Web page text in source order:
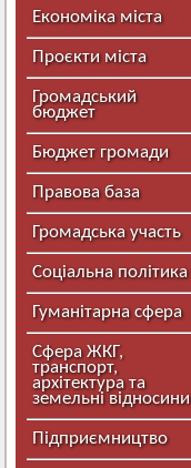
Економіка міста
Проєкти міста
Громадський
бюджет
Бюджет громади
Правова база
Громадська участь
Соціальна політика
Гуманітарна сфера
Сфера ЖКГ,
транспорт,
архітектура та
земельні відносини
Підприємництво